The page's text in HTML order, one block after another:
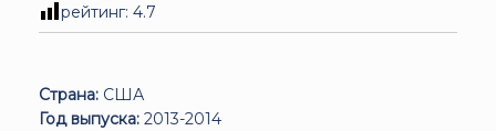
рейтинг: 4.7
Страна: США
Год выпуска: 2013-2014